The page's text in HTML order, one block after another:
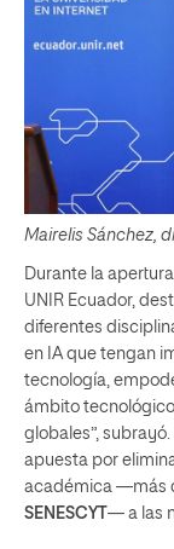
Mairelis Sánchez,
Durante la
UNIR Ecuador,
diferentes
en IA que tengan
tecnología,
ámbito
globales”,
apuesta por
académica —más
SENESCYT— a las